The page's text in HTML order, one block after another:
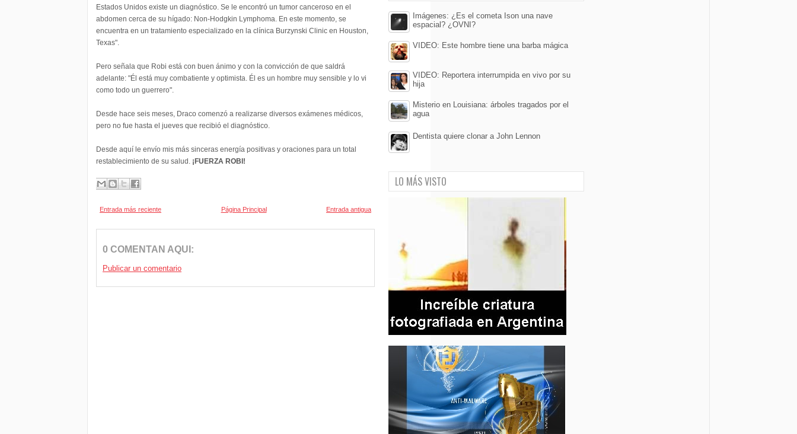
Estados Unidos existe un diagnóstico. Se le encontró un tumor canceroso en el
abdomen cerca de su hígado: Non-Hodgkin Lymphoma. En este momento, se
encuentra en un tratamiento especializado en la clínica Burzynski Clinic en Houston,
Texas".
Pero señala que Robi está con buen ánimo y con la convicción de que saldrá
adelante: "Él está muy combatiente y optimista. Él es un hombre muy sensible y lo vi
como todo un guerrero".
Desde hace seis meses, Draco comenzó a realizarse diversos exámenes médicos,
pero no fue hasta el jueves que recibió el diagnóstico.
Desde aquí le envío mis más sinceras energía positivas y oraciones para un total
restablecimiento de su salud. ¡FUERZA ROBI!
Entrada más reciente Entrada antigua
Página Principal
0 COMENTAN AQUI:
Publicar un comentario
Imágenes: ¿Es el cometa Ison una nave
espacial? ¿OVNI?
VIDEO: Este hombre tiene una barba mágica
VIDEO: Reportera interrumpida en vivo por su
hija
Misterio en Louisiana: árboles tragados por el
agua
Dentista quiere clonar a John Lennon
LO MÁS VISTO